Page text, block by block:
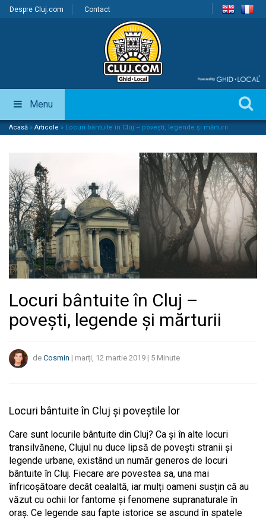
Despre Cluj.com Contact
Menu
Acasă » Articole » Locuri bântuite în Cluj – povești, legende și mărturii
Locuri bântuite în Cluj –
povești, legende și mărturii
de Cosmin | marți, 12 martie 2019 | 5 Minute
Locuri bântuite în Cluj și poveștile lor
Care sunt locurile bântuite din Cluj? Ca și în alte locuri
transilvănene, Clujul nu duce lipsă de povești stranii și
legende urbane, existând un număr generos de locuri
bântuite în Cluj. Fiecare are povestea sa, una mai
înfricoșătoare decât cealaltă, iar mulți oameni susțin că au
văzut cu ochii lor fantome și fenomene supranaturale în
oraș. Ce legende sau fapte istorice se ascund în spatele